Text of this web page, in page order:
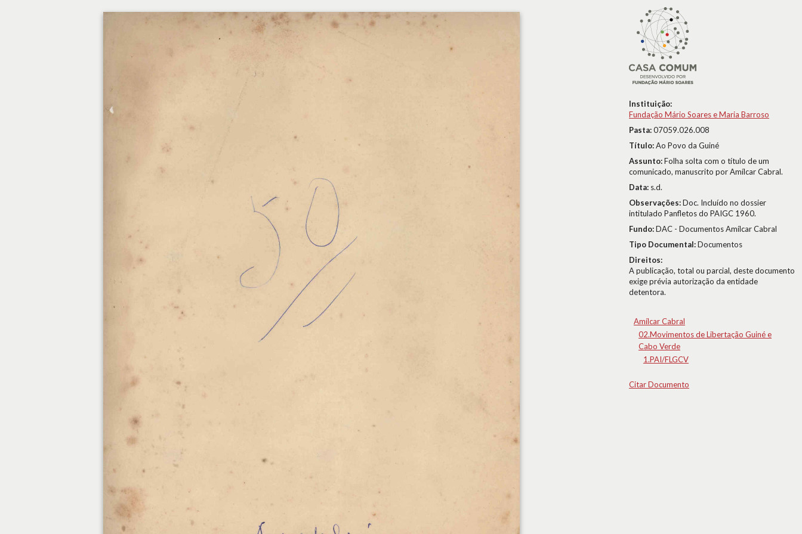
Instituição:
Fundação Mário Soares e Maria Barroso
Pasta:07059.026.008
Título:Ao Povo da Guiné
Assunto:Folha solta com o título de um
comunicado, manuscrito por Amílcar Cabral.
Data: s.d.
Observações:Doc. Incluído no dossier
intitulado Panfletos do PAIGC 1960.
Fundo:DAC - Documentos Amílcar Cabral
Tipo Documental:Documentos
Direitos:
A publicação, total ou parcial, deste documento
exige prévia autorização da entidade
detentora.
Amílcar Cabral
02.Movimentos de Libertação Guiné e
Cabo Verde
1.PAI/FLGCV
Citar Documento